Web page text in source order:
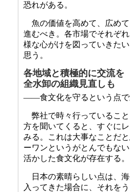
恐れがある。
魚の価値を高めて、広め
進むべき。各市場でそれぞ
様な心がけを図っていきた
思う。
各地域と積極的に交流を
全水卸の組織見直しも
――食文化を守るという点で
弊社で時々行っているこ
方を聞いてくると、すぐに
みる。これは大事なことだ
ーワンというがとんでもな
活かした食文化が存在する
日本の素晴らしい点は、
入ってきた場合に、それを